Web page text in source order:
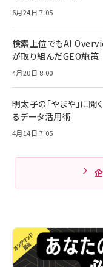
6月24日 7:05
検索上位でもAI
が取り組んだGEO施策
4月20日 8:00
明太子の「やまや」に聞
るデータ活用術
4月14日 7:05